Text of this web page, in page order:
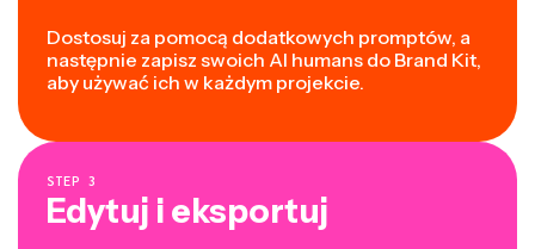
Dostosuj za pomocą dodatkowych promptów, a
następnie zapisz swoich AI humans do Brand Kit,
aby używać ich w każdym projekcie.
STEP 3
Edytuj i eksportuj